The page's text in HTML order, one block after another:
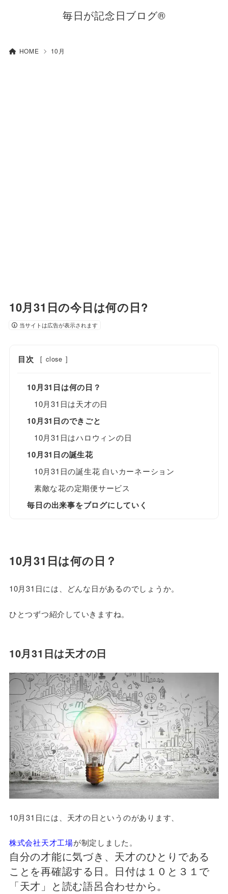
毎日が記念日ブログ®
HOME 10月
10月31日の今日は何の日?
当サイトは広告が表示されます
目次 [ close ]
10月31日は何の日？
10月31日は天才の日
10月31日のできごと
10月31日はハロウィンの日
10月31日の誕生花
10月31日の誕生花 白いカーネーション
素敵な花の定期便サービス
毎日の出来事をブログにしていく
10月31日は何の日？
10月31日には、どんな日があるのでしょうか。
ひとつずつ紹介していきますね。
10月31日は天才の日
10月31日には、天才の日というのがあります、
株式会社天才工場が制定しました。
自分の才能に気づき、天才のひとりである
ことを再確認する日。日付は１０と３１で
「天才」と読む語呂合わせから。